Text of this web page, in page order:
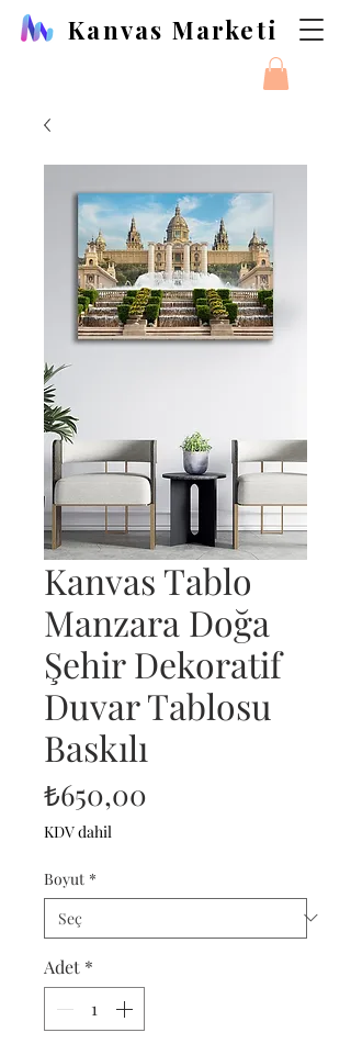
Kanvas Marketi
Kanvas Tablo
Manzara Doğa
Şehir Dekoratif
Duvar Tablosu
Baskılı
₺650,00
KDV dahil
Boyut *
Adet *